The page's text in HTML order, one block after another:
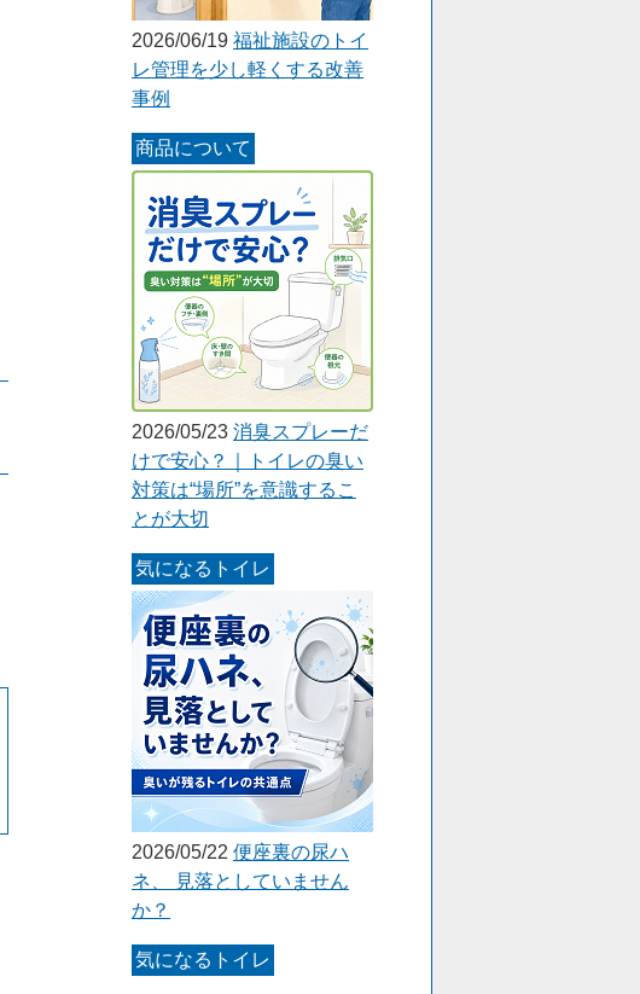
2026/06/19 福祉施設のトイ
レ管理を少し軽くする改善
事例
商品について
2026/05/23 消臭スプレーだ
けで安心？｜トイレの臭い
対策は“場所”を意識するこ
とが大切
気になるトイレ
2026/05/22 便座裏の尿ハ
ネ、 見落としていません
か？
気になるトイレ